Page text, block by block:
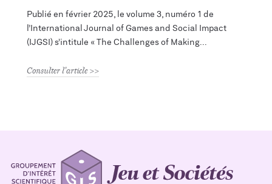
Publié en février 2025, le volume 3, numéro 1 de
l’International Journal of Games and Social Impact
(IJGSI) s’intitule « The Challenges of Making
Consulter l'article